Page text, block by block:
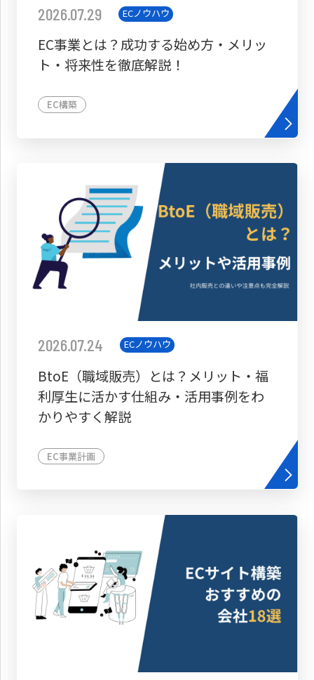
2026.07.29 ECノウハウ
EC事業とは？成功する始め方・メリッ
ト・将来性を徹底解説！
EC構築
2026.07.24 ECノウハウ
BtoE（職域販売）とは？メリット・福
利厚生に活かす仕組み・活用事例をわ
かりやすく解説
EC事業計画